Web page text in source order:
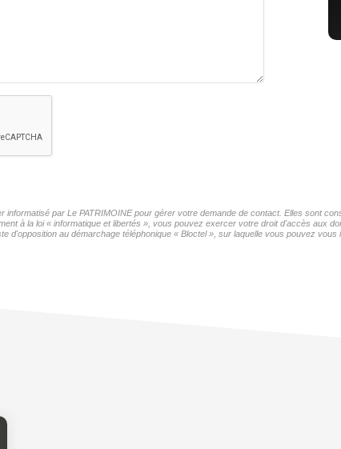
par Le PATRIMOINE pour gérer votre demande de contact. Elles sont
à la loi « informatique et libertés », vous pouvez exercer votre droit d'accès aux
d'opposition au démarchage téléphonique « Bloctel », sur laquelle vous pouvez vous